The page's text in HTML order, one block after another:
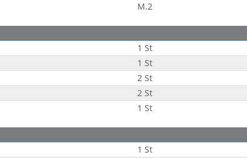
M.2
1 St
1 St
2 St
2 St
1 St
1 St